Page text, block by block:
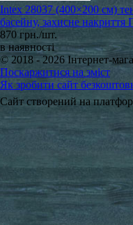
Intex 28037 (400×200 см)
басейну, захисне
870 грн./шт.
в наявності
© 2018 - 2026 Інтернет-
Поскаржитися на зміст
Як зробити сайт
Сайт створений на